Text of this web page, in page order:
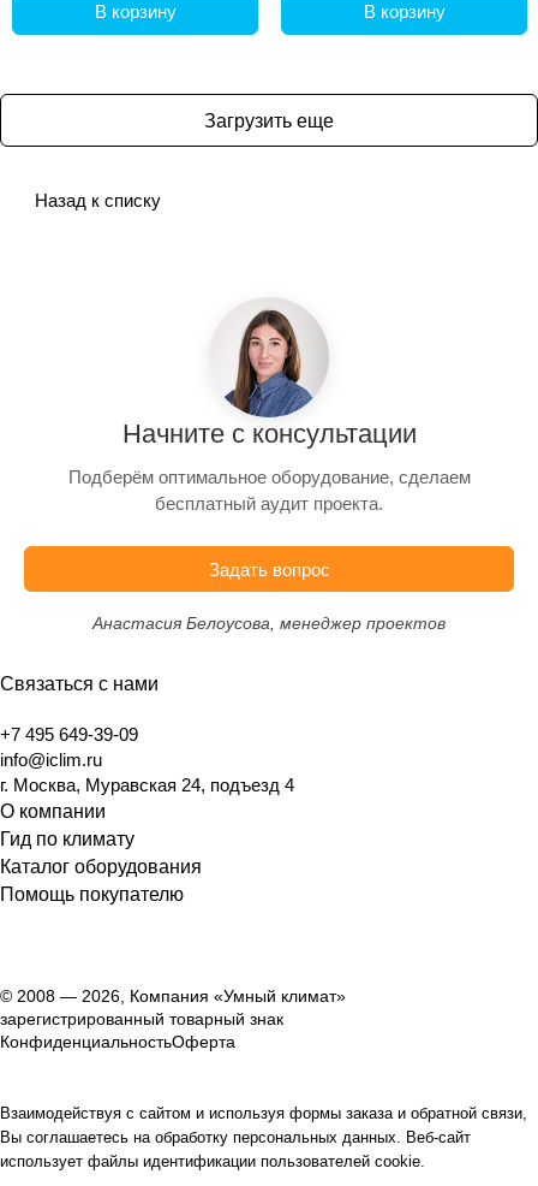
В корзину В корзину
Загрузить еще
Назад к списку
Начните с консультации
Подберём оптимальное оборудование, сделаем
бесплатный аудит проекта.
Задать вопрос
Анастасия Белоусова, менеджер проектов
Связаться с нами
+7 495 649-39-09
info@iclim.ru
г. Москва, Муравская 24, подъезд 4
О компании
Гид по климату
Каталог оборудования
Помощь покупателю
© 2008 — 2026, Компания «Умный климат»
зарегистрированный товарный знак
КонфиденциальностьОферта
Взаимодействуя с сайтом и используя формы заказа и обратной связи,
Вы соглашаетесь на обработку персональных данных. Веб-сайт
использует файлы идентификации пользователей cookie.